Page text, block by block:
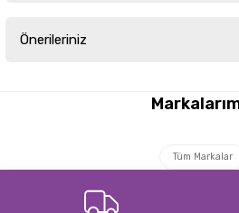
Önerileriniz
yetersiz gördüğünüz noktaları öneri
Ürün açıklamasında eksik bilgiler
Tüm Markalar